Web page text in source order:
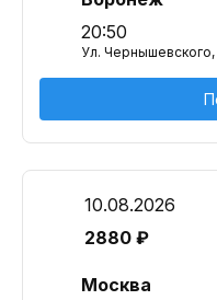
20:50
Ул.
10.08.2026
2880 ₽
Москва